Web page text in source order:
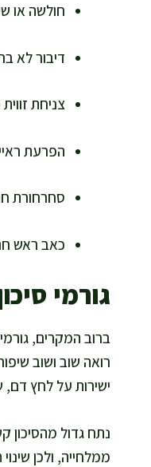
חולשה או
דיבור לא
צניחת
הפרעת
סחרחורת
כאב ראש
גורמי
ברוב המקרים,
רואה שוב ושוב
ישירות על לחץ
נתח גדול מהסיכון
ממלחייה, ולכן